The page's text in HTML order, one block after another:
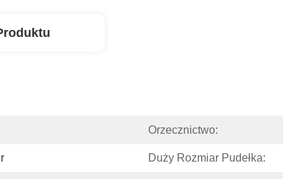
Orzecznictwo:
Duży Rozmiar Pudełka: